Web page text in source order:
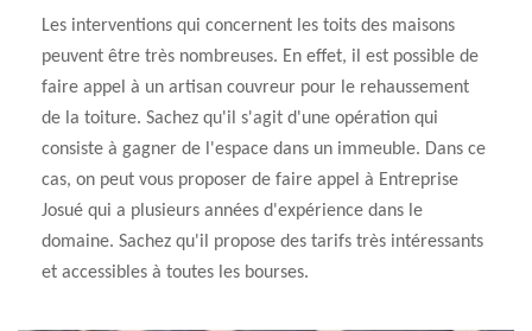
Les interventions qui concernent les toits des maisons
peuvent être très nombreuses. En effet, il est possible de
faire appel à un artisan couvreur pour le rehaussement
de la toiture. Sachez qu'il s'agit d'une opération qui
consiste à gagner de l'espace dans un immeuble. Dans ce
cas, on peut vous proposer de faire appel à Entreprise
Josué qui a plusieurs années d'expérience dans le
domaine. Sachez qu'il propose des tarifs très intéressants
et accessibles à toutes les bourses.